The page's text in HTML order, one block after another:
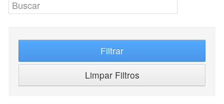
Filtrar
Limpar Filtros